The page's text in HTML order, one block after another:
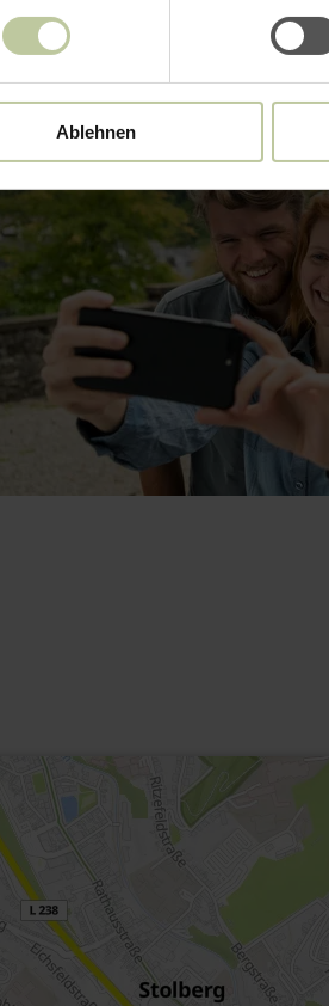
Ablehnen